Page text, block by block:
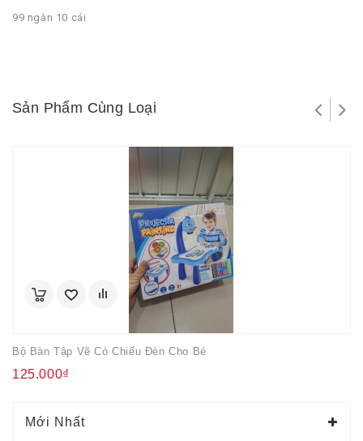
99 ngàn 10 cái
Sản Phẩm Cùng Loại
Bộ Bàn Tập Vẽ Có Chiếu Đèn Cho Bé
125.000₫
Mới Nhất